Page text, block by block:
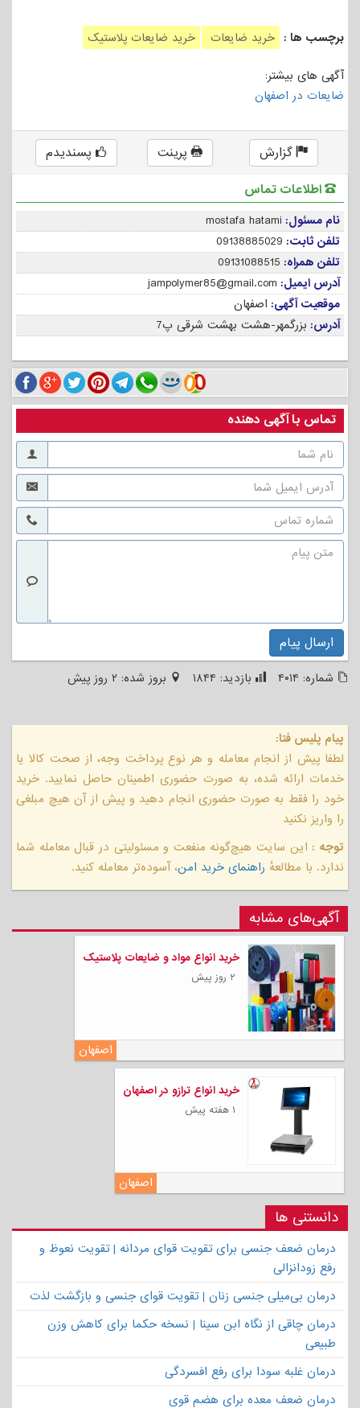
برچسب ها : خرید ضایعات خرید ضایعات پلاستیک
آگهی های بیشتر:
ضایعات در اصفهان
گزارش پرینت
پسندیدم
اطلاعات تماس
نام مسئول: mostafa hatami
تلفن ثابت: 09138885029
تلفن همراه: 09131088515
آدرس ایمیل: jampolymer85@gmail.com
موقعیت آگهی: اصفهان
آدرس: بزرگمهر-هشت بهشت شرقی پ7
تماس با آگهی دهنده
ارسال پیام
شماره: ۴۰۱۴ بازدید: ۱۸۴۴ بروز شده: ۲ روز پیش
پیام پلیس فتا:
لطفا پیش از انجام معامله و هر نوع پرداخت وجه، از صحت کالا یا
خدمات ارائه شده، به صورت حضوری اطمینان حاصل نمایید. خرید
خود را فقط به صورت حضوری انجام دهید و پیش از آن هیچ مبلغی
را واریز نکنید
توجه : این سایت هیچ‌گونه منفعت و مسئولیتی در قبال معامله شما
ندارد. با مطالعهٔ راهنمای خرید امن، آسوده‌تر معامله کنید.
آگهی‌های مشابه
خرید انواع مواد و ضایعات پلاستیک
۲ روز پیش
اصفهان
خرید انواع ترازو در اصفهان
۱ هفته پیش
اصفهان
دانستنی ها
درمان ضعف جنسی برای تقویت قوای مردانه | تقویت نعوظ و
رفع زودانزالی
درمان بی‌میلی جنسی زنان | تقویت قوای جنسی و بازگشت لذت
درمان چاقی از نگاه ابن سینا | نسخه حکما برای کاهش وزن
طبیعی
درمان غلبه سودا برای رفع افسردگی
درمان ضعف معده برای هضم قوی